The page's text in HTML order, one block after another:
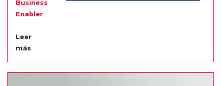
Business
Enabler
Leer
más